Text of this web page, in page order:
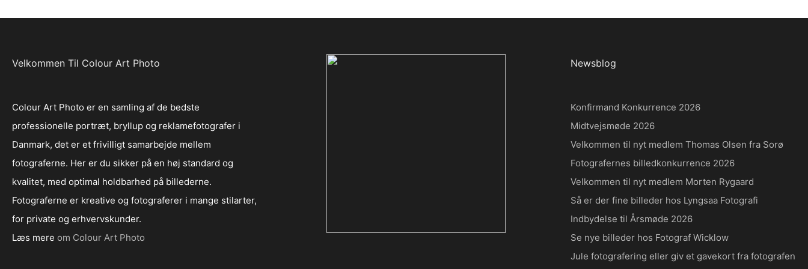
Velkommen Til Colour Art Photo
Colour Art Photo er en samling af de bedste
professionelle portræt, bryllup og reklamefotografer i
Danmark, det er et frivilligt samarbejde mellem
fotograferne. Her er du sikker på en høj standard og
kvalitet, med optimal holdbarhed på billederne.
Fotograferne er kreative og fotograferer i mange stilarter,
for private og erhvervskunder.
Læs mere om Colour Art Photo
Newsblog
Konfirmand Konkurrence 2026
Midtvejsmøde 2026
Velkommen til nyt medlem Thomas Olsen fra Sorø
Fotografernes billedkonkurrence 2026
Velkommen til nyt medlem Morten Rygaard
Så er der fine billeder hos Lyngsaa Fotografi
Indbydelse til Årsmøde 2026
Se nye billeder hos Fotograf Wicklow
Jule fotografering eller giv et gavekort fra fotografen